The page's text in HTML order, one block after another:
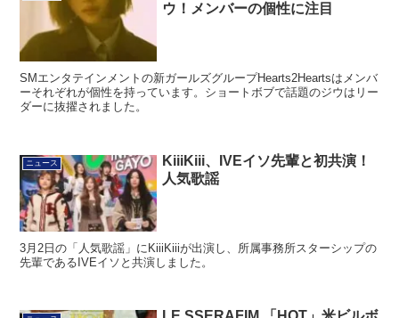
ウ！メンバーの個性に注目
SMエンタテインメントの新ガールズグループHearts2Heartsはメンバ
ーそれぞれが個性を持っています。ショートボブで話題のジウはリー
ダーに抜擢されました。
ニュース
KiiiKiii、IVEイソ先輩と初共演！
人気歌謡
3月2日の「人気歌謡」にKiiiKiiiが出演し、所属事務所スターシップの
先輩であるIVEイソと共演しました。